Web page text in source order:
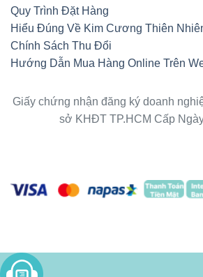
Quy Trình Đặt Hàng
Hiểu Đúng Về Kim Cương Thiên
Chính Sách Thu Đổi
Hướng Dẫn Mua Hàng Online Trên
Giấy chứng nhận đăng ký doanh
sở KHĐT TP.HCM Cấp